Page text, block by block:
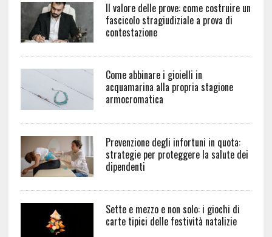
Il valore delle prove: come costruire un
fascicolo stragiudiziale a prova di
contestazione
Come abbinare i gioielli in
acquamarina alla propria stagione
armocromatica
Prevenzione degli infortuni in quota:
strategie per proteggere la salute dei
dipendenti
Sette e mezzo e non solo: i giochi di
carte tipici delle festività natalizie